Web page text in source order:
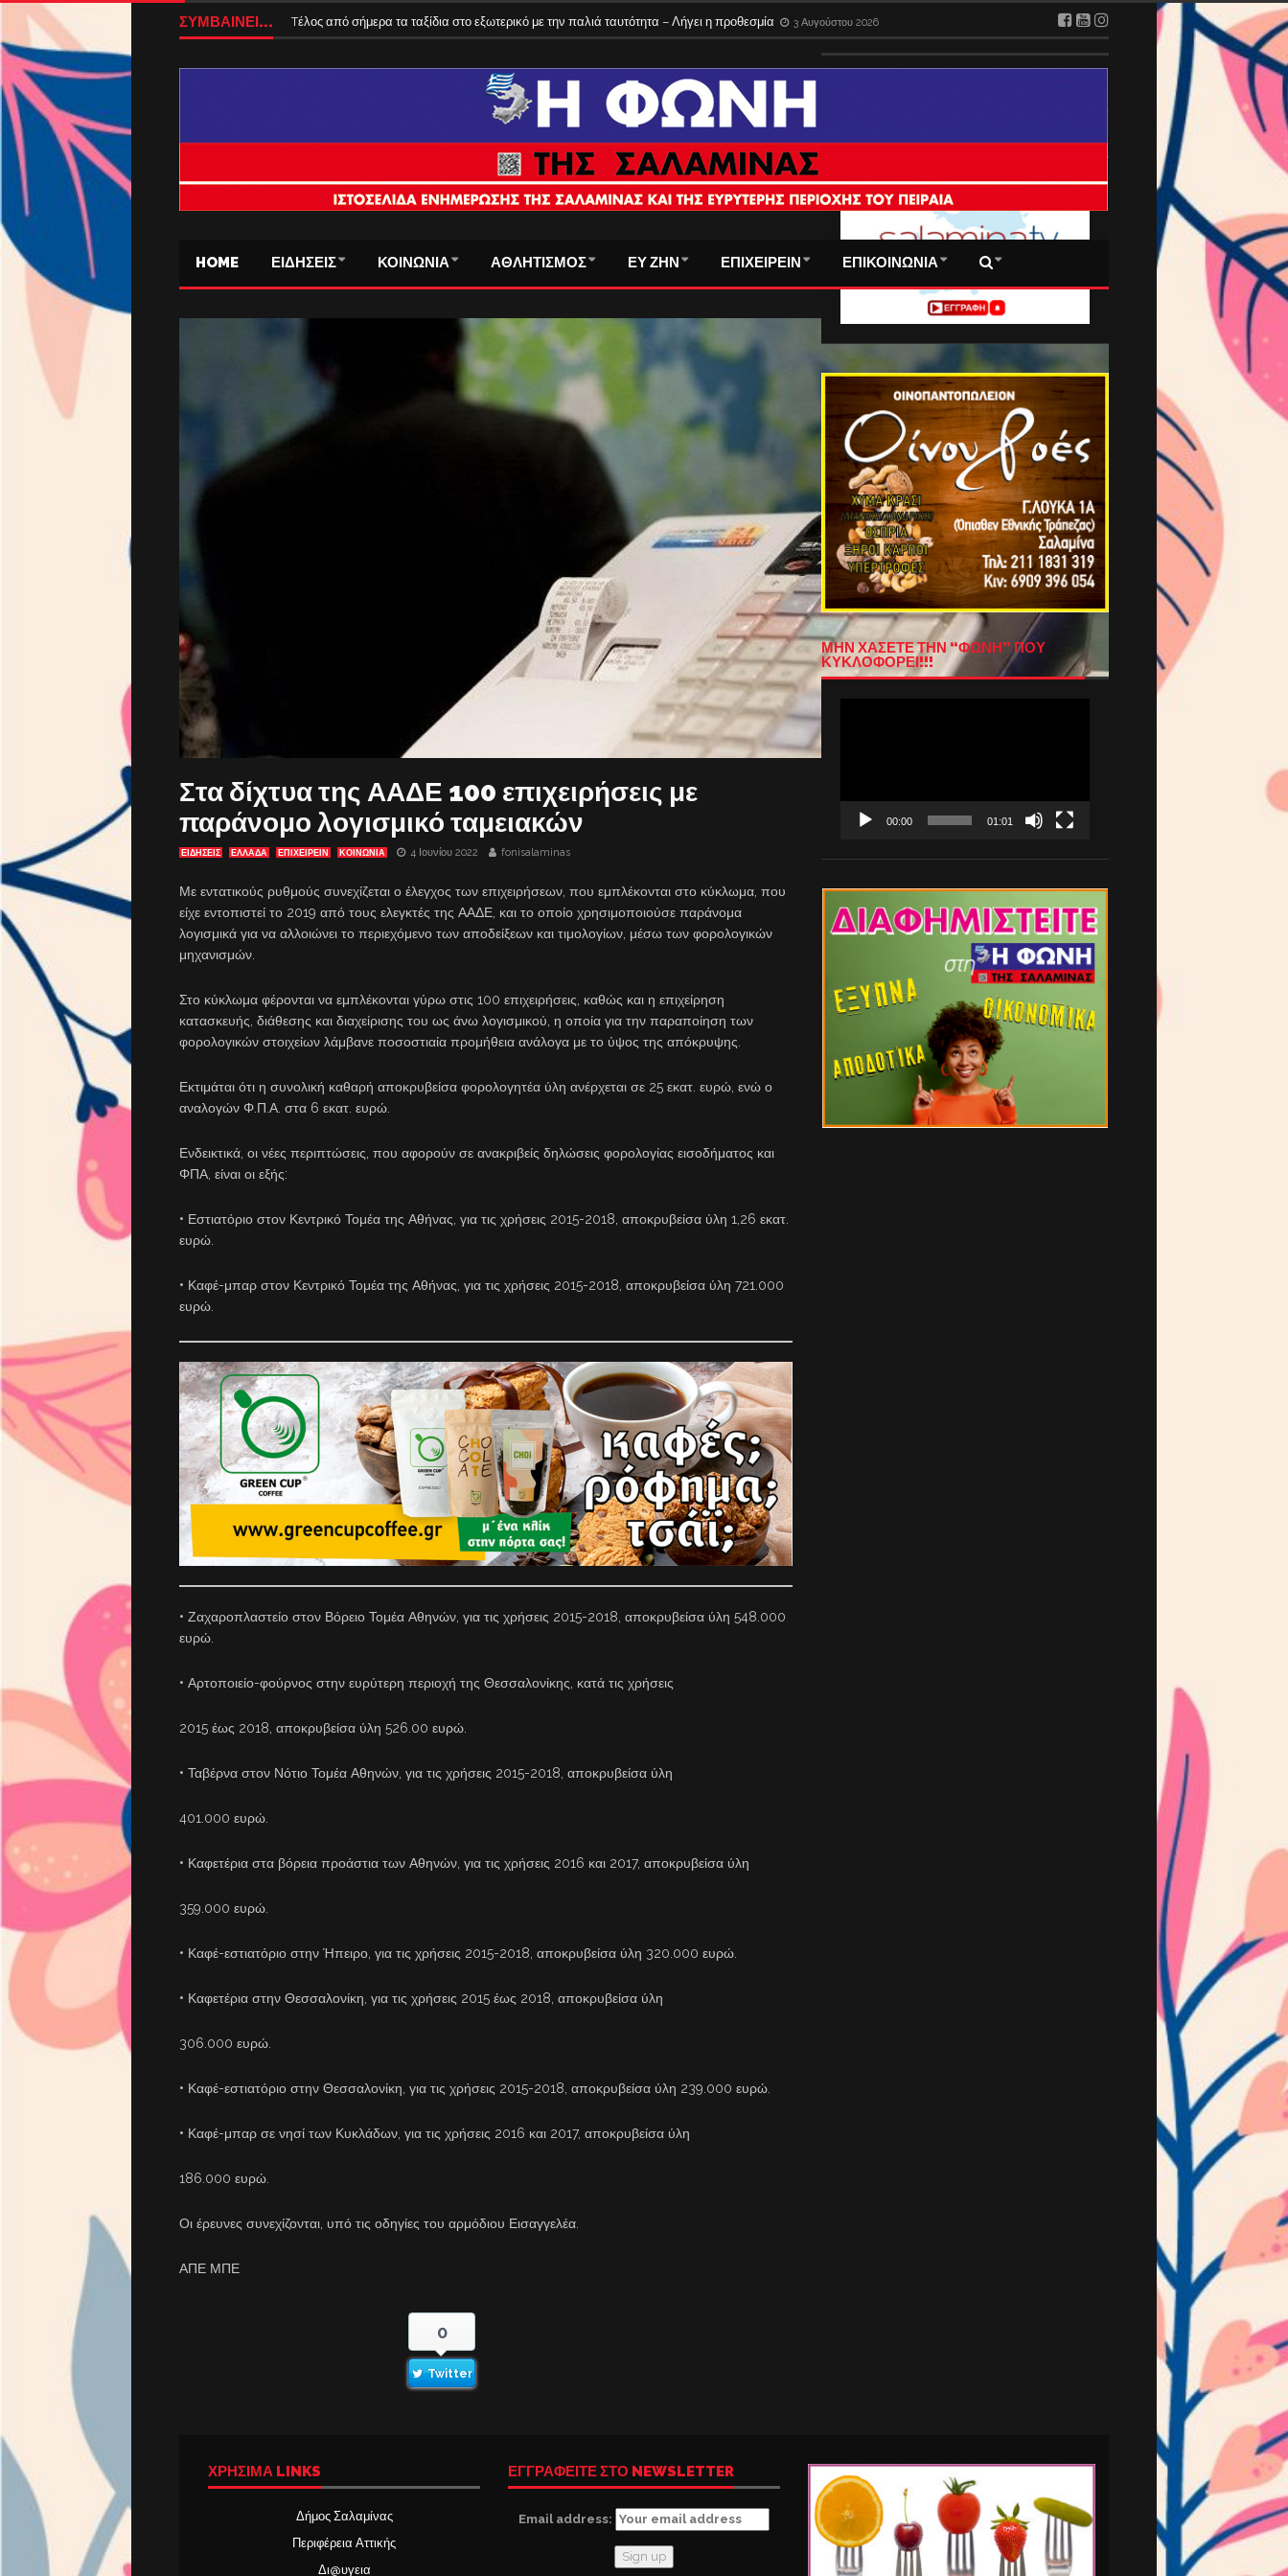
ΣΥΜΒΑΙΝΕΙ... Tέλος από σήμερα τα ταξίδια στο εξωτερικό με την παλιά ταυτότητα – Λήγει η προθεσμία 3 Αυγούστου 2026
HOME ΕΙΔΗΣΕΙΣ ΚΟΙΝΩΝΙΑ ΑΘΛΗΤΙΣΜΟΣ ΕΥ ΖΗΝ ΕΠΙΧΕΙΡΕΙΝ ΕΠΙΚΟΙΝΩΝΙΑ
Στα δίχτυα της ΑΑΔΕ 100 επιχειρήσεις με
παράνομο λογισμικό ταμειακών
ΕΙΔΗΣΕΙΣ ΕΛΛΑΔΑ ΕΠΙΧΕΙΡΕΙΝ ΚΟΙΝΩΝΙΑ 4 Ιουνίου 2022 fonisalaminas
Με εντατικούς ρυθμούς συνεχίζεται ο έλεγχος των επιχειρήσεων, που εμπλέκονται στο κύκλωμα, που
είχε εντοπιστεί το 2019 από τους ελεγκτές της ΑΑΔΕ, και το οποίο χρησιμοποιούσε παράνομα
λογισμικά για να αλλοιώνει το περιεχόμενο των αποδείξεων και τιμολογίων, μέσω των φορολογικών
μηχανισμών.
Στο κύκλωμα φέρονται να εμπλέκονται γύρω στις 100 επιχειρήσεις, καθώς και η επιχείρηση
κατασκευής, διάθεσης και διαχείρισης του ως άνω λογισμικού, η οποία για την παραποίηση των
φορολογικών στοιχείων λάμβανε ποσοστιαία προμήθεια ανάλογα με το ύψος της απόκρυψης.
Εκτιμάται ότι η συνολική καθαρή αποκρυβείσα φορολογητέα ύλη ανέρχεται σε 25 εκατ. ευρώ, ενώ ο
αναλογών Φ.Π.Α. στα 6 εκατ. ευρώ.
Ενδεικτικά, οι νέες περιπτώσεις, που αφορούν σε ανακριβείς δηλώσεις φορολογίας εισοδήματος και
ΦΠΑ, είναι οι εξής:
• Εστιατόριο στον Κεντρικό Τομέα της Αθήνας, για τις χρήσεις 2015-2018, αποκρυβείσα ύλη 1,26 εκατ.
ευρώ.
• Καφέ-μπαρ στον Κεντρικό Τομέα της Αθήνας, για τις χρήσεις 2015-2018, αποκρυβείσα ύλη 721.000
ευρώ.
• Ζαχαροπλαστείο στον Βόρειο Τομέα Αθηνών, για τις χρήσεις 2015-2018, αποκρυβείσα ύλη 548.000
ευρώ.
• Αρτοποιείο-φούρνος στην ευρύτερη περιοχή της Θεσσαλονίκης, κατά τις χρήσεις
2015 έως 2018, αποκρυβείσα ύλη 526.00 ευρώ.
• Ταβέρνα στον Νότιο Τομέα Αθηνών, για τις χρήσεις 2015-2018, αποκρυβείσα ύλη
401.000 ευρώ.
• Καφετέρια στα βόρεια προάστια των Αθηνών, για τις χρήσεις 2016 και 2017, αποκρυβείσα ύλη
359.000 ευρώ.
• Καφέ-εστιατόριο στην Ήπειρο, για τις χρήσεις 2015-2018, αποκρυβείσα ύλη 320.000 ευρώ.
• Καφετέρια στην Θεσσαλονίκη, για τις χρήσεις 2015 έως 2018, αποκρυβείσα ύλη
306.000 ευρώ.
• Καφέ-εστιατόριο στην Θεσσαλονίκη, για τις χρήσεις 2015-2018, αποκρυβείσα ύλη 239.000 ευρώ.
• Καφέ-μπαρ σε νησί των Κυκλάδων, για τις χρήσεις 2016 και 2017, αποκρυβείσα ύλη
186.000 ευρώ.
Οι έρευνες συνεχίζονται, υπό τις οδηγίες του αρμόδιου Εισαγγελέα.
ΑΠΕ ΜΠΕ
0
Twitter
ΜΗΝ ΧΑΣΕΤΕ ΤΗΝ “ΦΩΝΗ” ΠΟΥ
ΚΥΚΛΟΦΟΡΕΙ!!!
00:00 01:01
ΧΡΉΣΙΜΑ LINKS
Δήμος Σαλαμίνας
Περιφέρεια Αττικής
Δι@υγεια
ΕΓΓΡΑΦΕΙΤΕ ΣΤΟ NEWSLETTER
Email address: